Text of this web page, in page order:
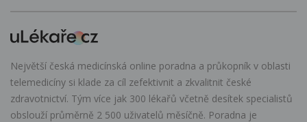
Největší česká medicínská online poradna a průkopník v oblasti
telemedicíny si klade za cíl zefektivnit a zkvalitnit české
zdravotnictví. Tým více jak 300 lékařů včetně desítek specialistů
obslouží průměrně 2 500 uživatelů měsíčně. Poradna je